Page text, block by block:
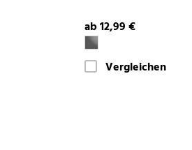
ab 12,99 €
Vergleichen